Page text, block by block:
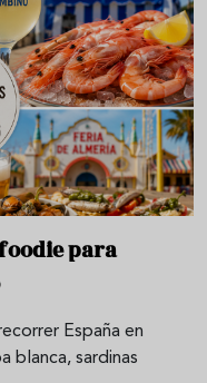
para
España en
blanca, sardinas